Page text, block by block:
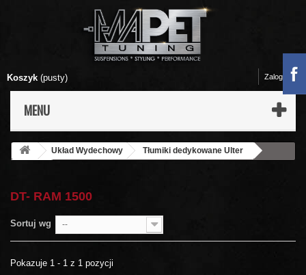
Koszyk (pusty)
MENU
Zaloguj się
Układ Wydechowy
Tłumiki dedykowane Ulter
DT- RAM 1500
Sortuj wg --
Pokazuje 1 - 1 z 1 pozycji